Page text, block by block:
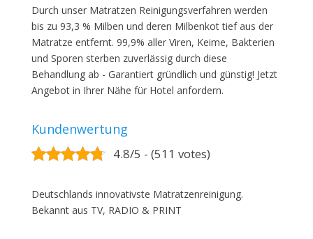
Durch unser Matratzen Reinigungsverfahren werden
bis zu 93,3 % Milben und deren Milbenkot tief aus der
Matratze entfernt. 99,9% aller Viren, Keime, Bakterien
und Sporen sterben zuverlässig durch diese
Behandlung ab - Garantiert gründlich und günstig! Jetzt
Angebot in Ihrer Nähe für Hotel anfordern.
Kundenwertung
4.8/5 - (511 votes)
Deutschlands innovativste Matratzenreinigung.
Bekannt aus TV, RADIO & PRINT